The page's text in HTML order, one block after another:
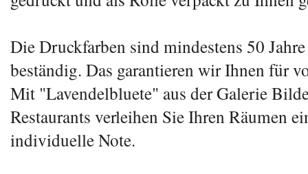
Die Druckfarben sind mindestens 50
beständig. Das garantieren wir Ihnen für
Mit "Lavendelbluete" aus der Galerie
Restaurants verleihen Sie Ihren Räumen
individuelle Note.